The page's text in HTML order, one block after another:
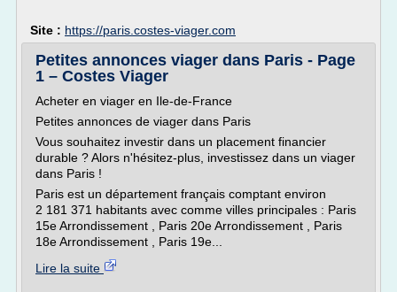
Site : https://paris.costes-viager.com
Petites annonces viager dans Paris - Page
1 – Costes Viager
Acheter en viager en Ile-de-France
Petites annonces de viager dans Paris
Vous souhaitez investir dans un placement financier
durable ? Alors n'hésitez-plus, investissez dans un viager
dans Paris !
Paris est un département français comptant environ
2 181 371 habitants avec comme villes principales : Paris
15e Arrondissement , Paris 20e Arrondissement , Paris
18e Arrondissement , Paris 19e...
Lire la suite